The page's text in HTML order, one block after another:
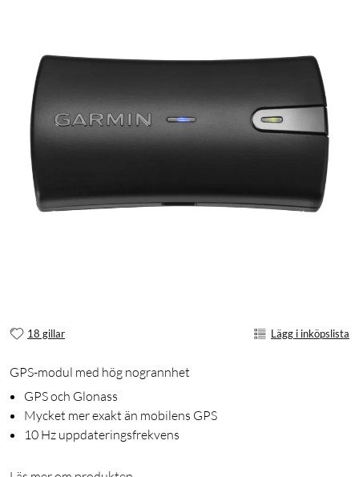
18 gillar Lägg i inköpslista
GPS-modul med hög nogrannhet
GPS och Glonass
Mycket mer exakt än mobilens GPS
10 Hz uppdateringsfrekvens